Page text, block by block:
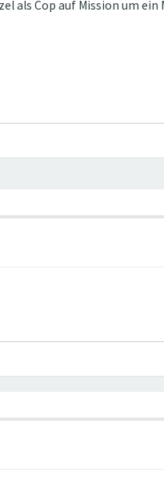
als Cop auf Mission um